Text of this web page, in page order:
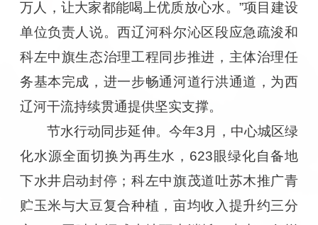
万人，让大家都能喝上优质放心水。”项目建设
单位负责人说。西辽河科尔沁区段应急疏浚和
科左中旗生态治理工程同步推进，主体治理任
务基本完成，进一步畅通河道行洪通道，为西
辽河干流持续贯通提供坚实支撑。
节水行动同步延伸。今年3月，中心城区绿
化水源全面切换为再生水，623眼绿化自备地
下水井启动封停；科左中旗茂道吐苏木推广青
贮玉米与大豆复合种植，亩均收入提升约三分